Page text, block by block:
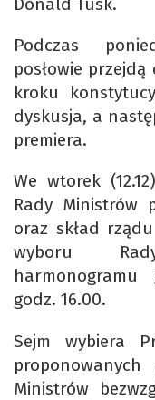
Donald Tusk.
Podczas
posłowie
kroku
dyskusja, a
premiera.
We wtorek
Rady Ministrów
oraz skład
wyboru
godz. 16.00.
Sejm wybiera
Ministrów